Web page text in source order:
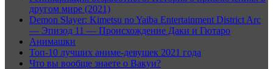
другом мире (2021)
Demon Slayer: Kimetsu no Yaiba Entertainment District Arc
— Эпизод 11 — Происхождение Даки и Гютаро
Анимашки
Топ-10 лучших аниме-девушек 2021 года
Что вы вообще знаете о Вакуи?